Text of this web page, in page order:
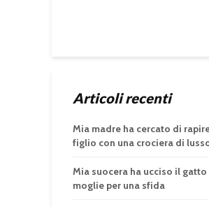
Articoli recenti
Mia madre ha cercato di
figlio con una crociera di
Mia suocera ha ucciso il
moglie per una sfida